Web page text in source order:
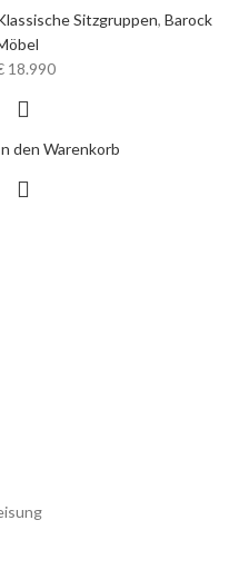
Sitzgruppen, Barock
18.990
den Warenkorb